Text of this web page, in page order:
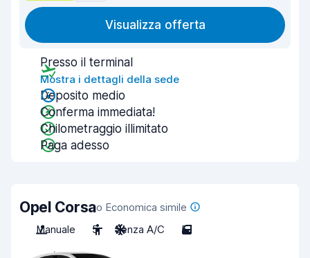
Visualizza offerta
Presso il terminal
Mostra i dettagli della sede
Deposito medio
Conferma immediata!
Chilometraggio illimitato
Paga adesso
Opel Corsao Economica simile
Manuale
5 Senza A/C 5